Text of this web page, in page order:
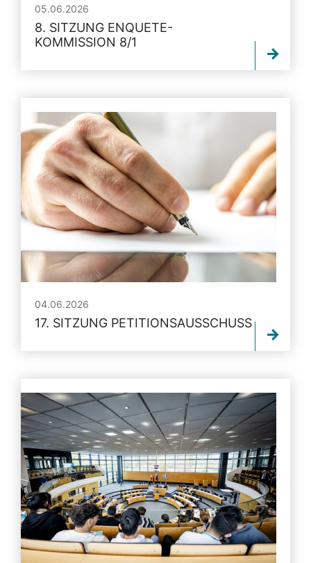
05.06.2026
8. SITZUNG ENQUETE-
KOMMISSION 8/1
04.06.2026
17. SITZUNG PETITIONSAUSSCHUSS